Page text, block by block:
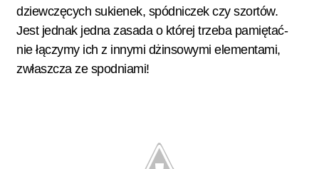
dziewczęcych sukienek, spódniczek czy szortów.
Jest jednak jedna zasada o której trzeba pamiętać-
nie łączymy ich z innymi dżinsowymi elementami,
zwłaszcza ze spodniami!